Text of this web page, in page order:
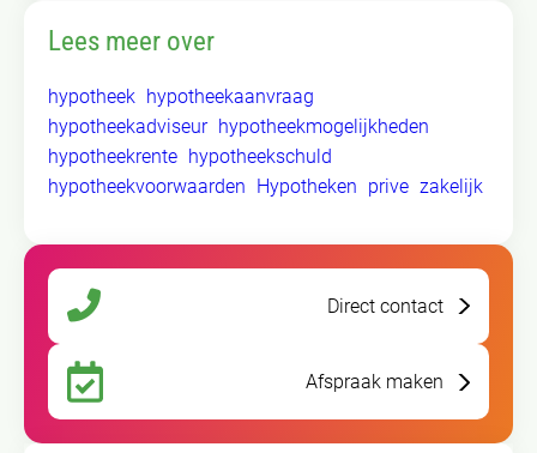
Lees meer over
hypotheek hypotheekaanvraag
hypotheekadviseur hypotheekmogelijkheden
hypotheekrente hypotheekschuld
hypotheekvoorwaarden Hypotheken prive zakelijk
Direct contact
Afspraak maken